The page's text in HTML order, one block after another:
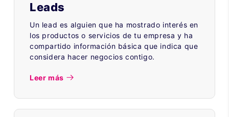
Leads
Un lead es alguien que ha mostrado interés en
los productos o servicios de tu empresa y ha
compartido información básica que indica que
considera hacer negocios contigo.
Leer más